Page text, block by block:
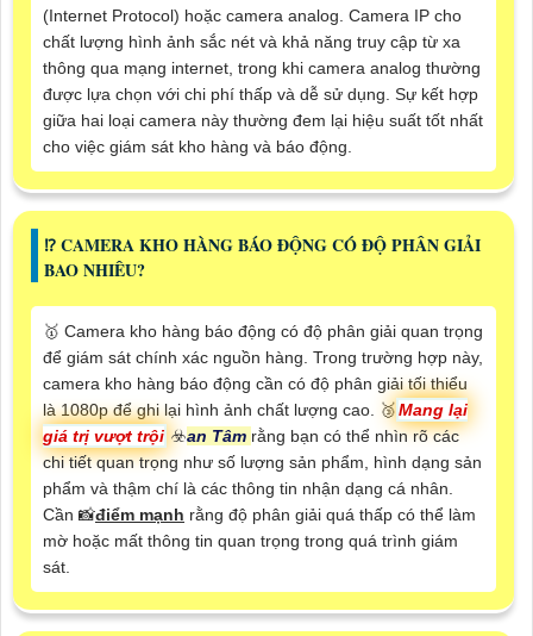
(Internet Protocol) hoặc camera analog. Camera IP cho
chất lượng hình ảnh sắc nét và khả năng truy cập từ xa
thông qua mạng internet, trong khi camera analog thường
được lựa chọn với chi phí thấp và dễ sử dụng. Sự kết hợp
giữa hai loại camera này thường đem lại hiệu suất tốt nhất
cho việc giám sát kho hàng và báo động.
⁉️ CAMERA KHO HÀNG BÁO ĐỘNG CÓ ĐỘ PHÂN GIẢI
BAO NHIÊU?
🥇 Camera kho hàng báo động có độ phân giải quan trọng
để giám sát chính xác nguồn hàng. Trong trường hợp này,
camera kho hàng báo động cần có độ phân giải tối thiểu
là 1080p để ghi lại hình ảnh chất lượng cao. 🥉Mang lại
giá trị vượt trội ☣️an Tâm rằng bạn có thể nhìn rõ các
chi tiết quan trọng như số lượng sản phẩm, hình dạng sản
phẩm và thậm chí là các thông tin nhận dạng cá nhân.
Cần 📸điểm mạnh rằng độ phân giải quá thấp có thể làm
mờ hoặc mất thông tin quan trọng trong quá trình giám
sát.